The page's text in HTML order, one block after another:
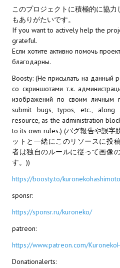
このプロジェクトに積極的に協
もありがたいです。
If you want to actively help the
grateful.
Если хотите активно помочь
благодарны.
Boosty: (Не присылать на данный
со скриншотами т.к.
изображений по своим личным
submit bugs, typos, etc., along
resource, as the administration
to its own rules.) (バグ報告や誤字
ットと一緒にこのリソースに投
者は独自のルールに従って画像
す。))
https://boosty.to/kuronekohashimoto
sponsr:
https://sponsr.ru/kuroneko/
patreon:
https://www.patreon.com/
Donationalerts: